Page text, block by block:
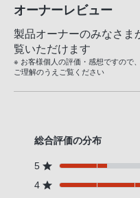
オーナーレビュー
製品オーナーのみなさま
覧いただけます
※ お客様個人の評価・感想ですので
ご理解のうえご覧ください
総合評価の分布
5
4